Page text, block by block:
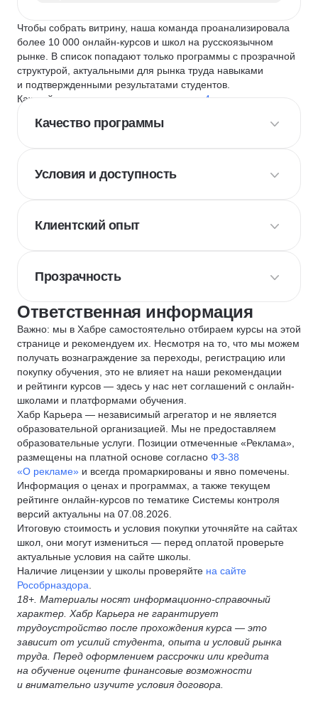
Чтобы собрать витрину, наша команда проанализировала
более 10 000 онлайн-курсов и школ на русскоязычном
рынке. В список попадают только программы с прозрачной
структурой, актуальными для рынка труда навыками
и подтвержденными результатами студентов.
Каждый курс и школу мы оцениваем по
4 критериям
Качество программы
Условия и доступность
Клиентский опыт
Прозрачность
Ответственная информация
Важно: мы в Хабре самостоятельно отбираем курсы на этой
странице и рекомендуем их. Несмотря на то, что мы можем
получать вознаграждение за переходы, регистрацию или
покупку обучения, это не влияет на наши рекомендации
и рейтинги курсов — здесь у нас нет соглашений с онлайн-
школами и платформами обучения.
Хабр Карьера — независимый агрегатор и не является
образовательной организацией. Мы не предоставляем
образовательные услуги. Позиции отмеченные «Реклама»,
размещены на платной основе согласно ФЗ-38
«О рекламе» и всегда промаркированы и явно помечены.
Информация о ценах и программах, а также текущем
рейтинге онлайн-курсов по тематике Системы контроля
версий актуальны на 07.08.2026.
Итоговую стоимость и условия покупки уточняйте на сайтах
школ, они могут измениться — перед оплатой проверьте
актуальные условия на сайте школы.
Наличие лицензии у школы проверяйте на сайте
Рособрназдора
18+. Материалы носят информационно-справочный
характер. Хабр Карьера не гарантирует
трудоустройство после прохождения курса — это
зависит от усилий студента, опыта и условий рынка
труда. Перед оформлением рассрочки или кредита
на обучение оцените финансовые возможности
и внимательно изучите условия договора.